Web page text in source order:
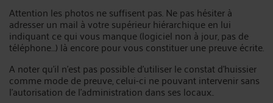
Attention les photos ne suffisent pas. Ne pas hésiter à
adresser un mail à votre supérieur hiérarchique en lui
indiquant ce qui vous manque (logiciel non à jour, pas de
téléphone…) là encore pour vous constituer une preuve écrite.
A noter qu’il n’est pas possible d’utiliser le constat d’huissier
comme mode de preuve, celui-ci ne pouvant intervenir sans
l’autorisation de l’administration dans ses locaux..